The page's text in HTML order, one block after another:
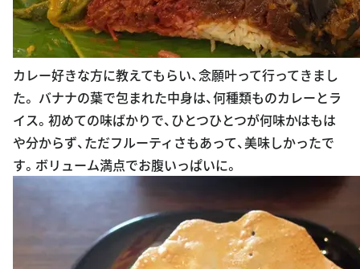
カレー好きな方に教えてもらい、念願叶って行ってきまし
た。 バナナの葉で包まれた中身は、何種類ものカレーとラ
イス。初めての味ばかりで、ひとつひとつが何味かはもは
や分からず、ただフルーティさもあって、美味しかったで
す。ボリューム満点でお腹いっぱいに。